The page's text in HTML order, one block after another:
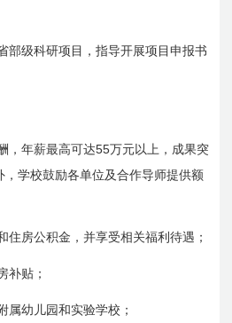
部级科研项目，指导开展项目申报书
，年薪最高可达55万元以上，成果突
，学校鼓励各单位及合作导师提供额
住房公积金，并享受相关福利待遇；
补贴；
属幼儿园和实验学校；